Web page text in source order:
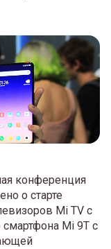
конференция
о старте
Mi TV с
смартфона Mi 9T с